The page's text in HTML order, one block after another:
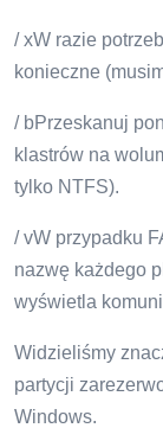
/ xW razie
konieczne
/ bPrzeskanuj
klastrów na
tylko NTFS).
/ vW przypadku
nazwę każdego
wyświetla
Widzieliśmy
partycji
Windows.